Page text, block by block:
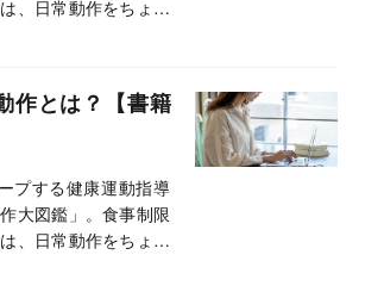
、日常動作をちょっ
自然とやせる！」
作とは？【書籍
プする健康運動指導
大図鑑」。食事制限
、日常動作をちょっ
自然とやせる！」